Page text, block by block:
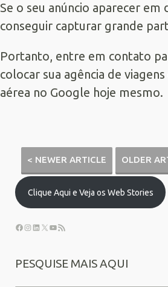
Se o seu anúncio aparecer em
conseguir capturar grande
Portanto, entre em contato
colocar sua agência de
aérea no Google hoje mesmo.
< NEWER ARTICLE OLDER
Clique Aqui e Veja os Web Stories
PESQUISE MAIS AQUI